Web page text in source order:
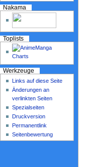
Nakama
Toplists
Werkzeuge
Links auf diese Seite
Änderungen an
verlinkten Seiten
Spezialseiten
Druckversion
Permanentlink
Seitenbewertung